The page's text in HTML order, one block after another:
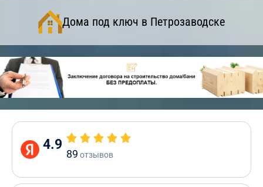
Дома под ключ в Петрозаводске
4.9
89 отзывов